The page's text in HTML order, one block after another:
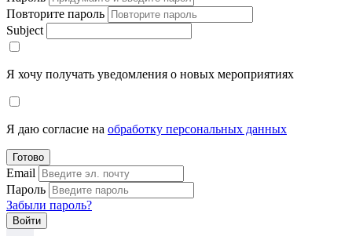
Повторите пароль
Subject
Я хочу получать уведомления о новых мероприятиях
Я даю согласие на обработку персональных данных
Готово
Email
Пароль
Забыли пароль?
Войти